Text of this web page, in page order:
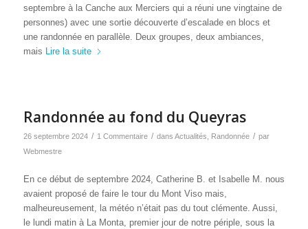
septembre à la Canche aux Merciers qui a réuni une vingtaine de
personnes) avec une sortie découverte d’escalade en blocs et
une randonnée en parallèle. Deux groupes, deux ambiances,
mais Lire la suite
Randonnée au fond du Queyras
26 septembre 2024 / 1 Commentaire / dans Actualités Randonnée / par
Webmestre
En ce début de septembre 2024, Catherine B. et Isabelle M. nous
avaient proposé de faire le tour du Mont Viso mais,
malheureusement, la météo n’était pas du tout clémente. Aussi,
le lundi matin à La Monta, premier jour de notre périple, sous la